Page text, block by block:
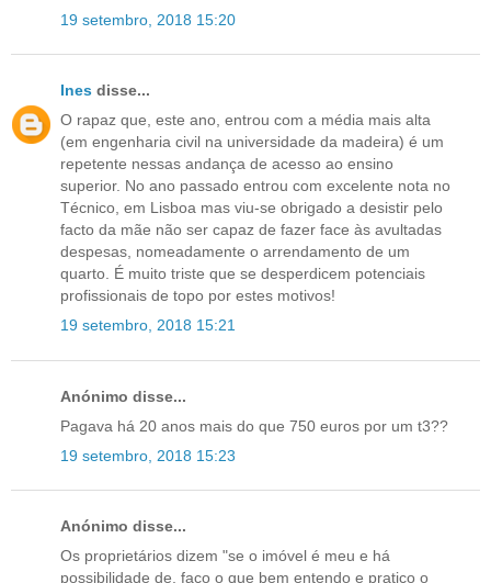
19 setembro, 2018 15:20
Ines disse...
O rapaz que, este ano, entrou com a média mais alta
(em engenharia civil na universidade da madeira) é um
repetente nessas andança de acesso ao ensino
superior. No ano passado entrou com excelente nota no
Técnico, em Lisboa mas viu-se obrigado a desistir pelo
facto da mãe não ser capaz de fazer face às avultadas
despesas, nomeadamente o arrendamento de um
quarto. É muito triste que se desperdicem potenciais
profissionais de topo por estes motivos!
19 setembro, 2018 15:21
Anónimo disse...
Pagava há 20 anos mais do que 750 euros por um t3??
19 setembro, 2018 15:23
Anónimo disse...
Os proprietários dizem "se o imóvel é meu e há
possibilidade de, faço o que bem entendo e pratico o